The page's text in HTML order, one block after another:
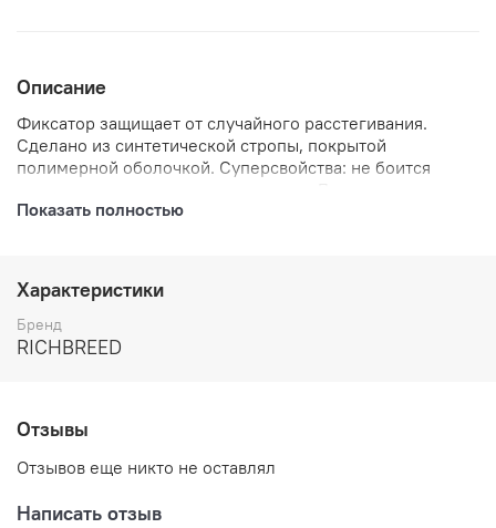
Описание
Фиксатор защищает от случайного расстегивания.
Сделано из синтетической стропы, покрытой
полимерной оболочкой. Суперсвойства: не боится
Прочная, мягкая и красивая лента нового поколения
Показать полностью
Характеристики
Бренд
RICHBREED
Отзывы
Отзывов еще никто не оставлял
Написать отзыв